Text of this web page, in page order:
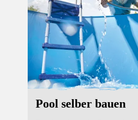
Pool selber bauen